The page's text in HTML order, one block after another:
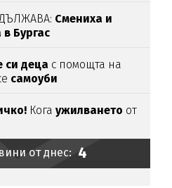
Смениха и
Бургас
си деца с помощта на
самоуби
Когаужилването от
от днес: 4